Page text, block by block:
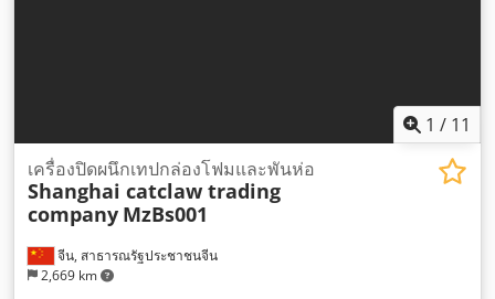
1 / 11
จีน, สาธารณรัฐประชาชนจีน
2,669 km
เครื่องปิดผนึกเทปกล่องโฟมและพันห่อ
Shanghai catclaw trading
company MzBs001